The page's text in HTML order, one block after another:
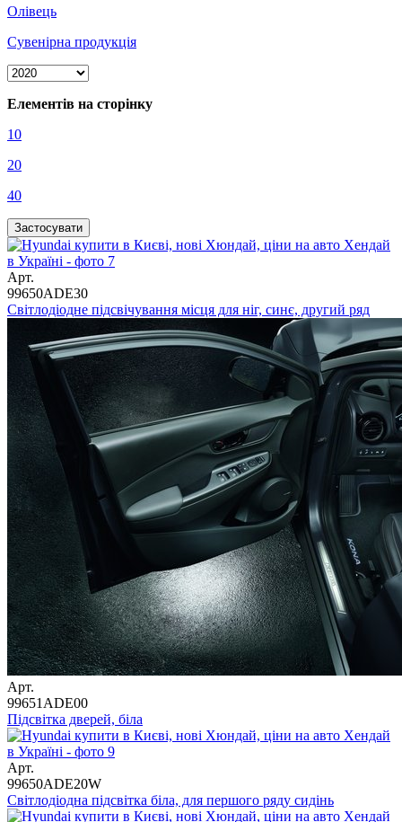
Олівець
Сувенірна продукція
Елементів на сторінку
10
20
40
Арт.
99650ADE30
Світлодіодне підсвічування місця для ніг, синє, другий ряд
Арт.
99651ADE00
Підсвітка дверей, біла
Арт.
99650ADE20W
Світлодіодна підсвітка біла, для першого ряду сидінь